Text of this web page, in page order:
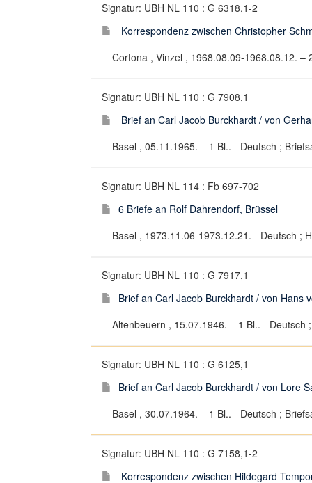
Signatur: UBH NL 110 : G 6318,1-2
Korrespondenz zwischen Christopher
Cortona , Vinzel , 1968.08.09-1968.08.12.
Signatur: UBH NL 110 : G 7908,1
Brief an Carl Jacob Burckhardt / von
Basel , 05.11.1965. – 1 Bl.. - Deutsch ;
Signatur: UBH NL 114 : Fb 697-702
6 Briefe an Rolf Dahrendorf, Brüssel
Basel , 1973.11.06-1973.12.21. - Deutsch ;
Signatur: UBH NL 110 : G 7917,1
Brief an Carl Jacob Burckhardt / von Hans
Altenbeuern , 15.07.1946. – 1 Bl.. - Deutsch
Signatur: UBH NL 110 : G 6125,1
Brief an Carl Jacob Burckhardt / von Lore
Basel , 30.07.1964. – 1 Bl.. - Deutsch ;
Signatur: UBH NL 110 : G 7158,1-2
Korrespondenz zwischen Hildegard